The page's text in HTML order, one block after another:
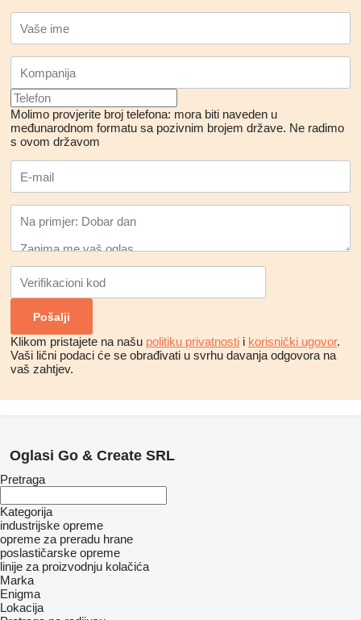
Molimo provjerite broj telefona: mora biti naveden u
međunarodnom formatu sa pozivnim brojem države. Ne radimo
s ovom državom
Klikom pristajete na našu politiku privatnosti i korisnički ugovor.
Vaši lični podaci će se obrađivati ​​u svrhu davanja odgovora na
vaš zahtjev.
Oglasi Go & Create SRL
Pretraga
Kategorija
industrijske opreme
opreme za preradu hrane
poslastičarske opreme
linije za proizvodnju kolačića
Marka
Enigma
Lokacija